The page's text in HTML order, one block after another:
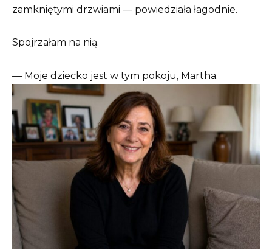
zamkniętymi drzwiami — powiedziała łagodnie.
Spojrzałam na nią.
— Moje dziecko jest w tym pokoju, Martha.